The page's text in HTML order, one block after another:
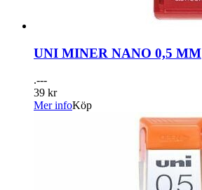
UNI MINER NANO 0,5 MM
.---
39 kr
Mer infoKöp